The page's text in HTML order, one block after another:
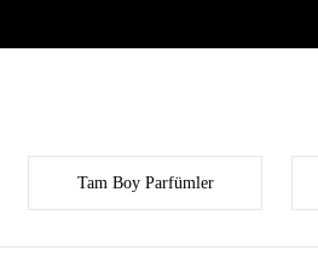
Tam Boy Parfümler